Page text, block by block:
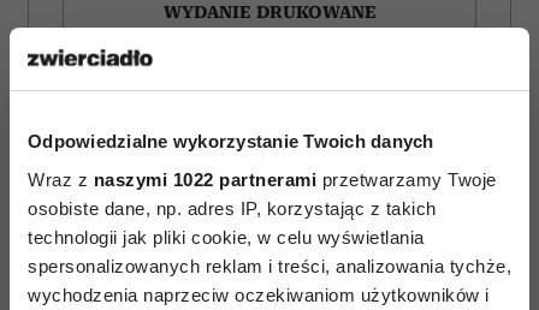
Odpowiedzialne wykorzystanie Twoich danych
Wraz z naszymi 1022 partnerami przetwarzamy Twoje
osobiste dane, np. adres IP, korzystając z takich
technologii jak pliki cookie, w celu wyświetlania
spersonalizowanych reklam i treści, analizowania tychże,
wychodzenia naprzeciw oczekiwaniom użytkowników i
WYDANIE DRUKOWANE